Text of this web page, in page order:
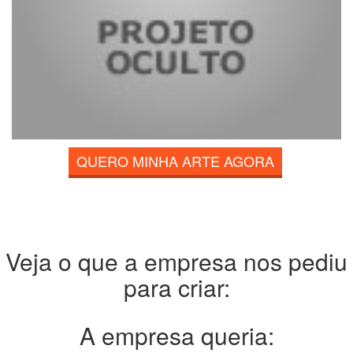
QUERO MINHA ARTE AGORA
Veja o que a empresa nos pediu
para criar:
A empresa queria: